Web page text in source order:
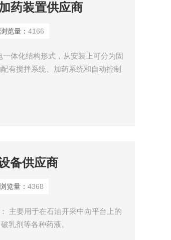
药装置供应商
浏览量：4166
体化结构形式，从安装上可分为固
有搅拌系统、加药系统和自动控制
，体积小、噪音低、工作平稳、安
工艺设计，精确配置各类固体和液
备供应商
浏览量：4368
主要用于在石油开采中向平台上的
乳剂等各种药液。